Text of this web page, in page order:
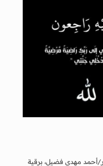
أحمد مهدي فضيل، برقية